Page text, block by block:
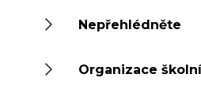
Nepřehlédněte
Organizace